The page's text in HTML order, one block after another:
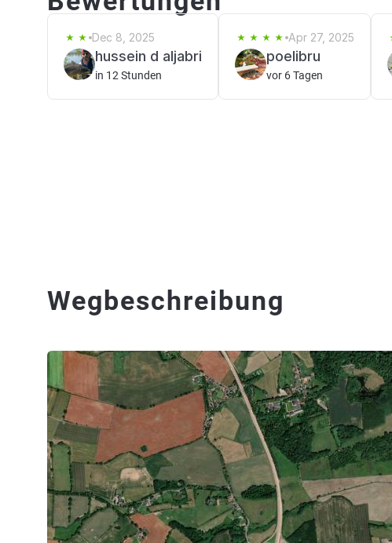
Dec 8, 2025
hussein d aljabri
in 12 Stunden
Apr 27, 2025
poelibru
vor 6 Tagen
Wegbeschreibung